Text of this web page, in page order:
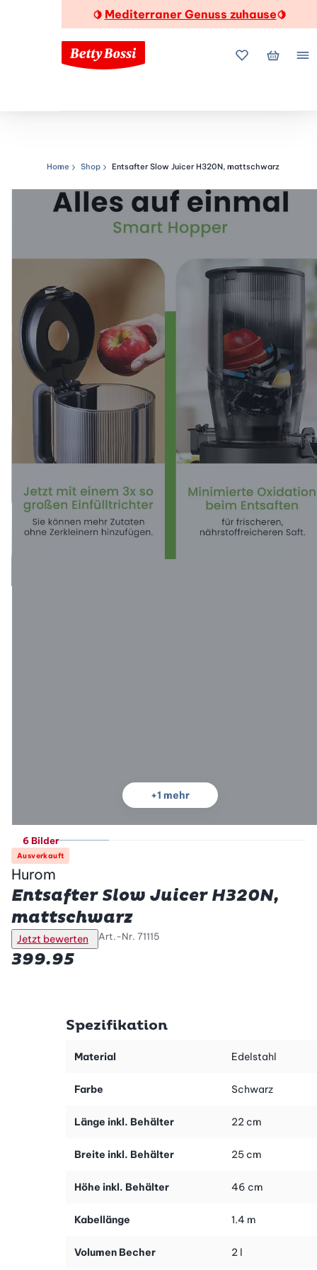
🍋 Mediterraner Genuss zuhause🍋
MeineMein
Navigationspfad
Home Shop Entsafter Slow Juicer H320N, mattschwarz
+1 mehr
6 Bilder
Ausverkauft
Hurom
Entsafter Slow Juicer H320N,
mattschwarz
Jetzt bewerten Art.-Nr. 71115
399.95
Spezifikation
Material Edelstahl
Farbe Schwarz
Länge inkl. Behälter 22 cm
Breite inkl. Behälter 25 cm
Höhe inkl. Behälter 46 cm
Kabellänge 1.4 m
Volumen Becher 2 l